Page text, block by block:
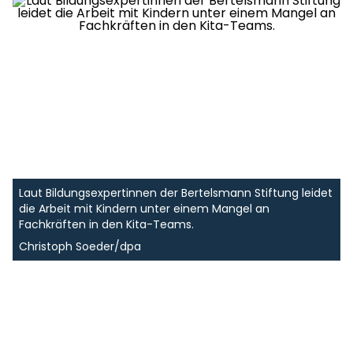
Laut Bildungsexpertinnen der Bertelsmann Stiftung leidet
die Arbeit mit Kindern unter einem Mangel an
Fachkräften in den Kita-Teams.
Christoph Soeder/dpa